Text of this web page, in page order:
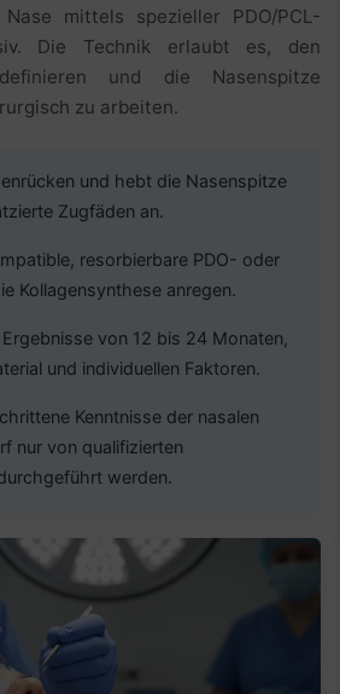
mittels spezieller PDO/PCL-
Die Technik erlaubt es, den
und die Nasenspitze
zu arbeiten.
und hebt die Nasenspitze
Zugfäden an.
resorbierbare PDO- oder
Kollagensynthese anregen.
von 12 bis 24 Monaten,
und individuellen Faktoren.
Kenntnisse der nasalen
nur von qualifizierten
werden.